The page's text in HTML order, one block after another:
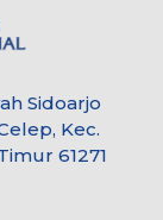
Sidoarjo
Kec.
61271